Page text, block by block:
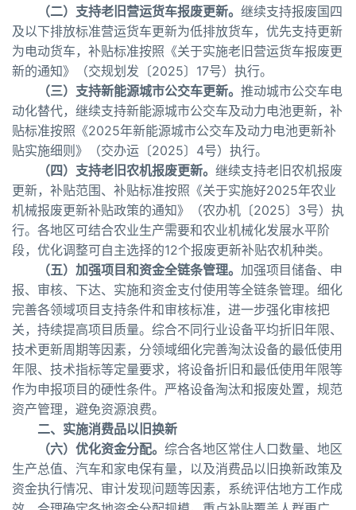
（二）支持老旧营运货车报废更新。 继续支持报废国四
及以下排放标准营运货车更新为低排放货车，优先支持更新
为电动货车，补贴标准按照《关于实施老旧营运货车报废更
新的通知》（交规划发〔2025〕17号）执行。
（三）支持新能源城市公交车更新。 推动城市公交车电
动化替代，继续支持新能源城市公交车及动力电池更新，补
贴标准按照《2025年新能源城市公交车及动力电池更新补
贴实施细则》（交办运〔2025〕4号）执行。
（四）支持老旧农机报废更新。 继续支持老旧农机报废
更新，补贴范围、补贴标准按照《关于实施好2025年农业
机械报废更新补贴政策的通知》（农办机〔2025〕3号）执
行。各地区可结合农业生产需要和农业机械化发展水平阶
段，优化调整可自主选择的12个报废更新补贴农机种类。
（五）加强项目和资金全链条管理。 加强项目储备、申
报、审核、下达、实施和资金支付使用等全链条管理。细化
完善各领域项目支持条件和审核标准，进一步强化审核把
关，持续提高项目质量。综合不同行业设备平均折旧年限、
技术更新周期等因素，分领域细化完善淘汰设备的最低使用
年限、技术指标等定量要求，将设备折旧和最低使用年限等
作为申报项目的硬性条件。严格设备淘汰和报废处置，规范
资产管理，避免资源浪费。
二、实施消费品以旧换新
（六）优化资金分配。 综合各地区常住人口数量、地区
生产总值、汽车和家电保有量，以及消费品以旧换新政策及
资金执行情况、审计发现问题等因素，系统评估地方工作成